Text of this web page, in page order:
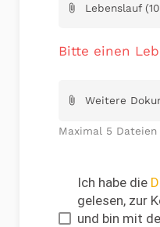
attach_file Lebenslauf
Bitte einen
attach_file Weitere
Maximal 5 Dateien
Ich habe die
gelesen, zur
und bin mit